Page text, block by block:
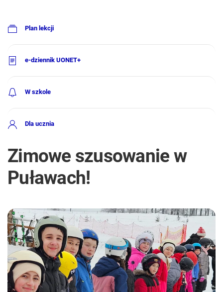
Plan lekcji
e-dziennik UONET+
W szkole
Dla ucznia
Zimowe szusowanie w
Puławach!